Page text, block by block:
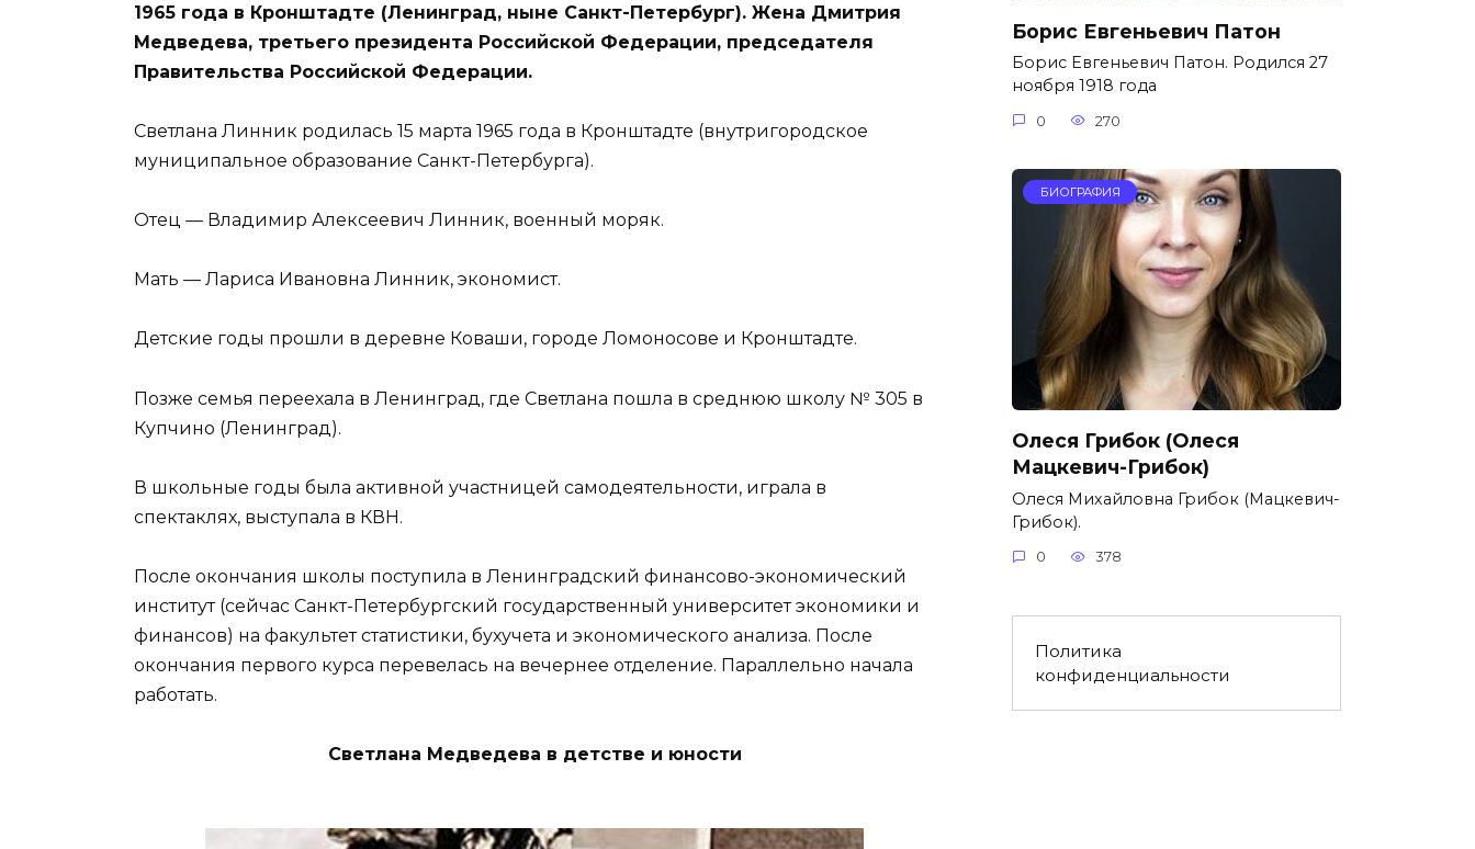
1965 года в Кронштадте (Ленинград, ныне Санкт-Петербург). Жена Дмитрия
Медведева, третьего президента Российской Федерации, председателя
Правительства Российской Федерации.
Светлана Линник родилась 15 марта 1965 года в Кронштадте (внутригородское
муниципальное образование Санкт-Петербурга).
Отец — Владимир Алексеевич Линник, военный моряк.
Мать — Лариса Ивановна Линник, экономист.
Детские годы прошли в деревне Коваши, городе Ломоносове и Кронштадте.
Позже семья переехала в Ленинград, где Светлана пошла в среднюю школу № 305 в
Купчино (Ленинград).
В школьные годы была активной участницей самодеятельности, играла в
спектаклях, выступала в КВН.
После окончания школы поступила в Ленинградский финансово-экономический
институт (сейчас Санкт-Петербургский государственный университет экономики и
финансов) на факультет статистики, бухучета и экономического анализа. После
окончания первого курса перевелась на вечернее отделение. Параллельно начала
работать.
Светлана Медведева в детстве и юности
Борис Евгеньевич Патон
Борис Евгеньевич Патон. Родился 27
ноября 1918 года
0 270
БИОГРАФИЯ
Олеся Грибок (Олеся
Мацкевич-Грибок)
Олеся Михайловна Грибок (Мацкевич-
Грибок).
0 378
Политика
конфиденциальности